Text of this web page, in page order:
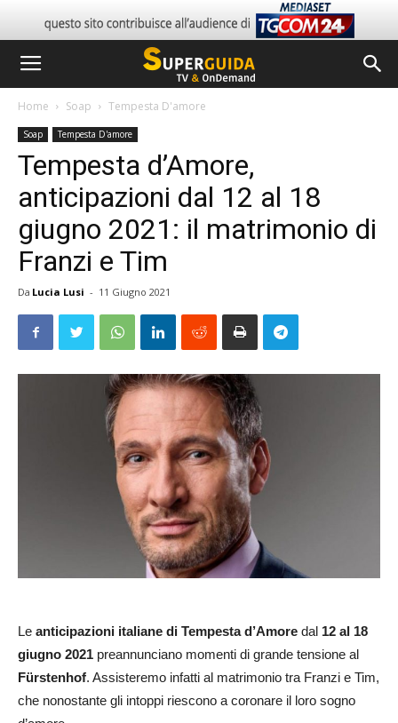
Home Soap Tempesta D'amore
Soap Tempesta D'amore
Tempesta d’Amore,
anticipazioni dal 12 al 18
giugno 2021: il matrimonio di
Franzi e Tim
Da Lucia Lusi - 11 Giugno 2021
Le anticipazioni italiane di Tempesta d’Amore dal 12 al 18
giugno 2021 preannunciano momenti di grande tensione al
Fürstenhof. Assisteremo infatti al matrimonio tra Franzi e Tim,
che nonostante gli intoppi riescono a coronare il loro sogno